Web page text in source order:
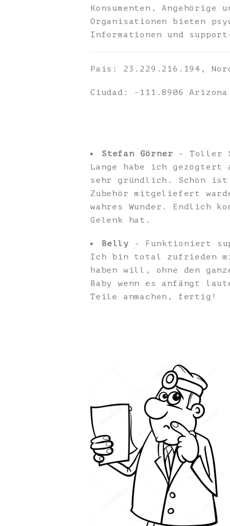
Konsumenten,
Organisationen bieten
Informationen und
País: 23.229.216.194,
Ciudad: -111.8906
Stefan Görner - Toller
Lange habe ich
sehr gründlich. Schön ist
Zubehör mitgeliefert
wahres Wunder. Endlich
Gelenk hat.
Belly - Funktioniert
Ich bin total zufrieden
haben will, ohne den
Baby wenn es anfängt
Teile anmachen, fertig!